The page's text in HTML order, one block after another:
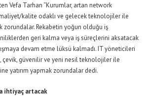
Vefa Tarhan “Kurumlar, artan network
kalite odaklı ve gelecek teknolojiler ile
zorundalar. Rekabetin yoğun olduğu iş
geri kalma veya iş süreçlerini aksatacak
devam etme lüksü kalmadı. IT yöneticileri
çevik, güvenilir ve yeni nesil teknolojiler ile
yatırım yapmak zorundalar dedi.
ihtiyaç artacak